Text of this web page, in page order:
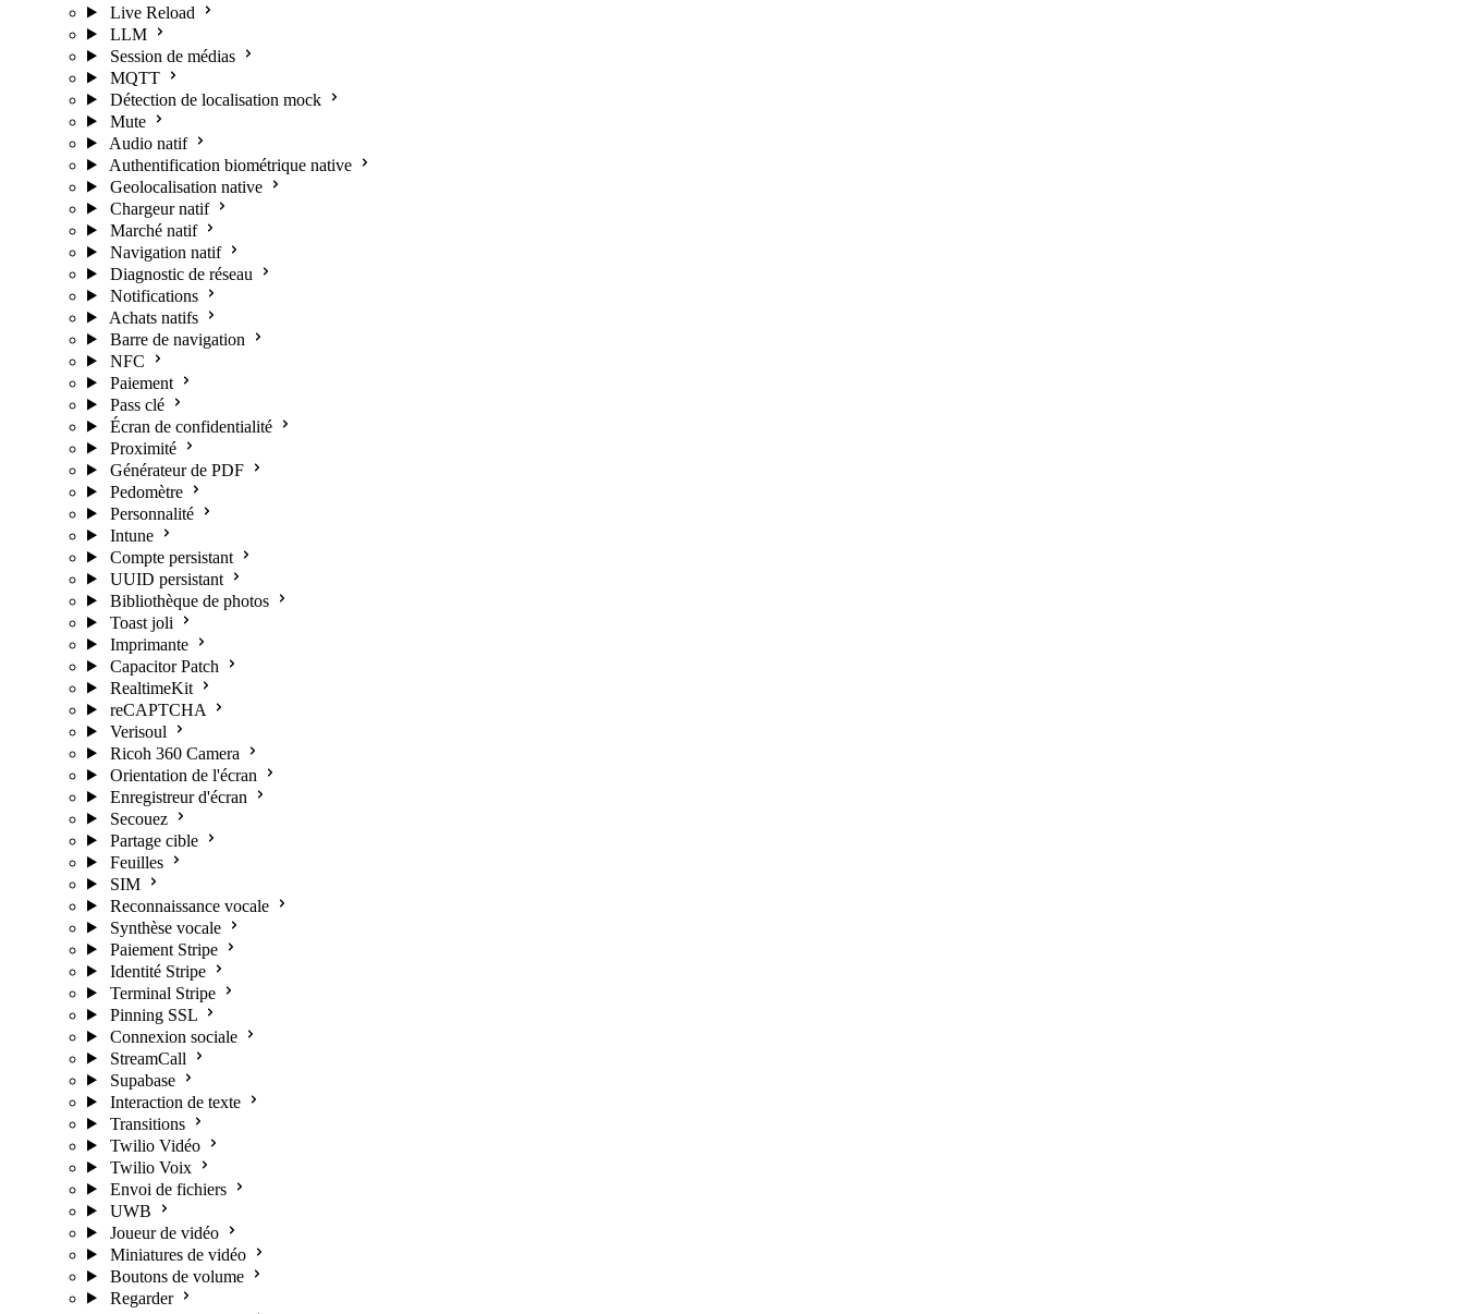
Live Reload
LLM
Session de médias
MQTT
Détection de localisation mock
Mute
Audio natif
Authentification biométrique native
Geolocalisation native
Chargeur natif
Marché natif
Navigation natif
Diagnostic de réseau
Notifications
Achats natifs
Barre de navigation
NFC
Paiement
Pass clé
Écran de confidentialité
Proximité
Générateur de PDF
Pedomètre
Personnalité
Intune
Compte persistant
UUID persistant
Bibliothèque de photos
Toast joli
Imprimante
Capacitor Patch
RealtimeKit
reCAPTCHA
Verisoul
Ricoh 360 Camera
Orientation de l'écran
Enregistreur d'écran
Secouez
Partage cible
Feuilles
SIM
Reconnaissance vocale
Synthèse vocale
Paiement Stripe
Identité Stripe
Terminal Stripe
Pinning SSL
Connexion sociale
StreamCall
Supabase
Interaction de texte
Transitions
Twilio Vidéo
Twilio Voix
Envoi de fichiers
UWB
Joueur de vidéo
Miniatures de vidéo
Boutons de volume
Regarder